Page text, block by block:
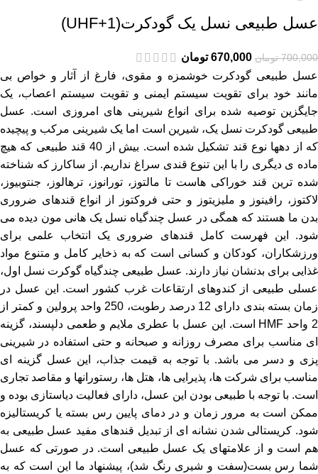
عسل طبیعی نسل یک گودکرت(UHF+1)
700,000 تومان 670,000 تومان
عسل طبیعی گودکرت خوشمزه و مقوی، فارغ از آثار و خواص بی
مانند خود برای تقویت سیستم ایمنی و تقویت سیستم اعصاب، یک
جایگزین توصیه شده برای انواع شیرینی های امروزی است. عسل
طبیعی گودکرت نسل یک، شیرین است اما یک شیرینی مرکب و پیچیده
که از دهها نوع قند تشکیل شده است. بیش از 40 قند طبیعی که هیچ
ماده ی دیگری را با این تنوع قندی سراغ نداریم. از ساکارز که شناخته
شده ترین قند خوراکی هاست تا مالتوز، تورانوز، ترهالوز، جنتوبیوز،
لاکتوز، رافینوز و ملیزیتوز و حتی فروکتوز از انواع قندهای ضروری
بدن ما هستند که همگی در عسل چندگیاه نسل یک هانی مون دیده می
شود. این فهرست کامل قندهای ضروری یک انتخاب علمی برای
ورزشکاران، کودکان و کسانی است که به ذخایر کامل و متنوع مواد
غذایی برای بدنشان نیاز دارند. عسل طبیعی چندگیاه گوکرت نسل اول،
عسلی طبیعی از کندوهای ارتقاعات غرب کشور است. این عسل در
زمان بسته بندی دارای 12 درصد رطوبت، 250 واحد پرولین و کمتر از
2 واحد HMF است. این عسل با عطری ملایم و طعمی دلپسند، گزینه
ای مناسب برای مصرف روزانه و صبحانه و حتی استفاده در شیرینی
پزی و دسر می باشد. با توجه به قیمت جذاب، این عسل گزینه ای
مناسب برای شرکت ها، پذیرایی ها، هتل ها، رستورانها و مقاصد تجاری
است. با توجه با طبیعی بودن این عسل، دارای فعالیت دیاستازی بوده و
ممکن است به مرور زمان و در دمای پایین رس بسته یا کریستالیزه
شود. کریستالی شدن نشانه ای از تبدیل قندهای مفید عسل طبیعی به
هم است و از علامتهای یک عسل طبیعی است. در صورتی که عسل
شما رس بست(سفت و شیری رنگ شد)، پیشنهاد ما این است که به